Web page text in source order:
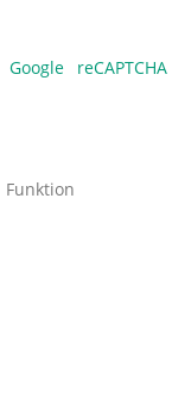
Google reCAPTCHA
Funktion